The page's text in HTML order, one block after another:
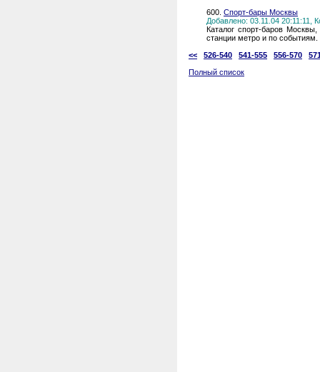
600. Спорт-бары Москвы
Добавлено: 03.11.04 20:11:11,
Каталог спорт-баров
станции метро и по
<<
526-540 541-555 556-570
Полный список